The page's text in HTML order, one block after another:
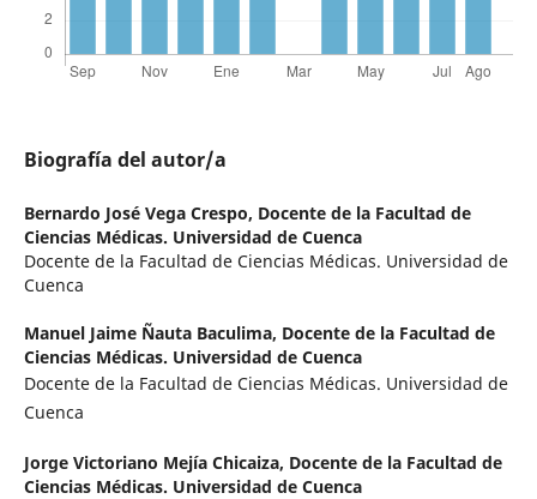
Biografía del autor/a
Bernardo José Vega Crespo, Docente de la Facultad de
Ciencias Médicas. Universidad de Cuenca
Docente de la Facultad de Ciencias Médicas. Universidad de
Cuenca
Manuel Jaime Ñauta Baculima, Docente de la Facultad de
Ciencias Médicas. Universidad de Cuenca
Docente de la Facultad de Ciencias Médicas. Universidad de
Cuenca
Jorge Victoriano Mejía Chicaiza, Docente de la Facultad de
Ciencias Médicas. Universidad de Cuenca